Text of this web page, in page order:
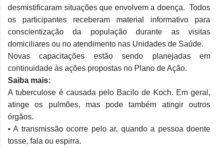
desmistificaram situações que envolvem a doença. Todos
os participantes receberam material informativo para
conscientização da população durante as visitas
domiciliares ou no atendimento nas Unidades de Saúde.
Novas capacitações estão sendo planejadas em
continuidade às ações propostas no Plano de Ação.
Saiba mais:
A tuberculose é causada pelo Bacilo de Koch. Em geral,
atinge os pulmões, mas pode também atingir outros
órgãos.
• A transmissão ocorre pelo ar, quando a pessoa doente
tosse, fala ou espirra.